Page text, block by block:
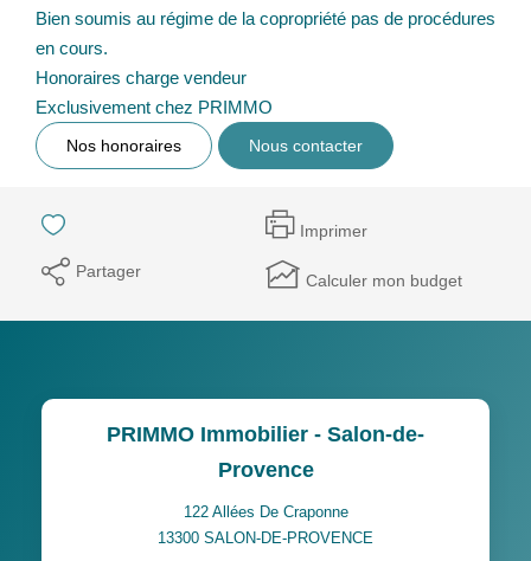
Bien soumis au régime de la copropriété pas de procédures
en cours.
Honoraires charge vendeur
Exclusivement chez PRIMMO
Nos honoraires Nous contacter
Imprimer
Partager Calculer mon budget
PRIMMO Immobilier - Salon-de-
Provence
122 Allées De Craponne
13300 SALON-DE-PROVENCE